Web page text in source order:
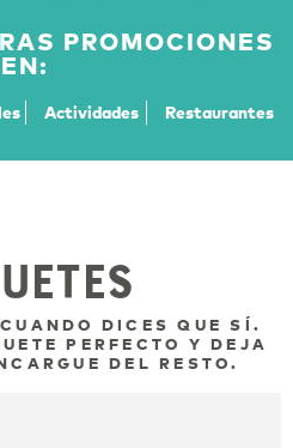
PROMOCIONES
EN:
Actividades Restaurantes
DICES QUE SÍ.
PERFECTO Y DEJA
DEL RESTO.